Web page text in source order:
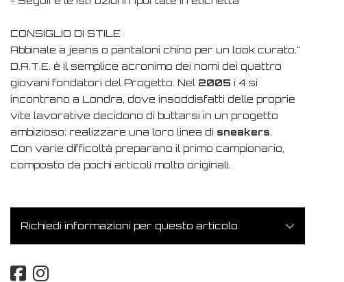
CONSIGLIO DI STILE
Abbinale a jeans o pantaloni chino per un look curato."
D.A.T.E. è il semplice acronimo dei nomi dei quattro
giovani fondatori del Progetto. Nel 2005 i 4 si
incontrano a Londra, dove insoddisfatti delle proprie
vite lavorative decidono di buttarsi in un progetto
ambizioso: realizzare una loro linea di sneakers.
Con varie difficoltà preparano il primo campionario,
composto da pochi articoli molto originali.
Richiedi informazioni per questo articolo